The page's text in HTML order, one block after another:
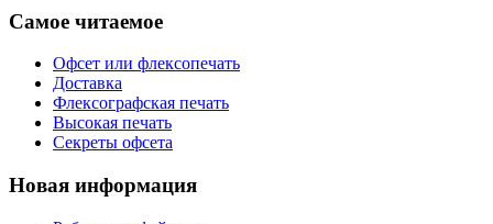
Самое читаемое
Офсет или флексопечать
Доставка
Флексографская печать
Высокая печать
Секреты офсета
Новая информация